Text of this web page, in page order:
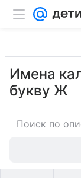
Имена
букву Ж